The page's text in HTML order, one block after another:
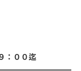
：００迄